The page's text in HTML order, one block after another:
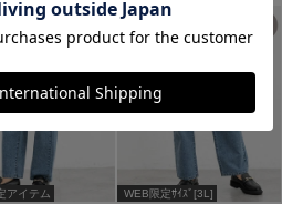
アイテム WEB限定ｻｲｽﾞ[3L]